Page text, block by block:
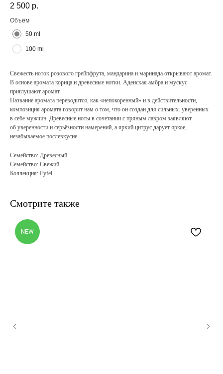
2 500 р.
Объём
50 ml
100 ml
Cвежесть ноток розового грейпфрута, мандарина и маринада открывают аромат.
В основе аромата корица и древесные нотки. Аденская амбра и мускус
приглушают аромат.
Название аромата переводится, как «непокоренный» и в действительности,
композиция аромата говорит нам о том, что он создан для сильных. уверенных
в себе мужчин. Древесные ноты в сочетании с пряным лавром заявляют
об уверенности и серьёзности намерений, а яркий цитрус дарует яркое,
незабываемое послевкусие.
Семейство: Древесный
Семейство: Свежий
Коллекция: Eyfel
Смотрите также
NEW